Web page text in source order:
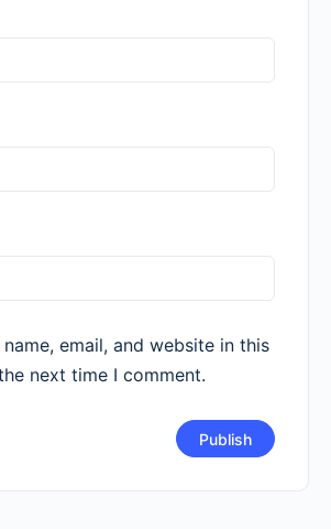
name, email, and website in this
next time I comment.